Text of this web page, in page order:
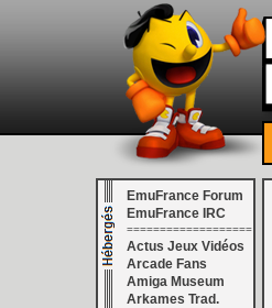
EmuFrance Forum
EmuFrance IRC
===================
Actus Jeux Vidéos
Arcade Fans
Amiga Museum
Arkames Trad.